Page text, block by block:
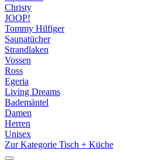
Christy
JOOP!
Tommy Hilfiger
Saunatücher
Strandlaken
Vossen
Ross
Egeria
Living Dreams
Bademäntel
Damen
Herren
Unisex
Zur Kategorie Tisch + Küche